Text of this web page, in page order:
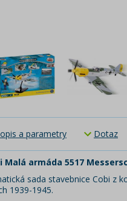
a parametry Dotaz
Malá armáda 5517
sada stavebnice Cobi z
1939-1945.